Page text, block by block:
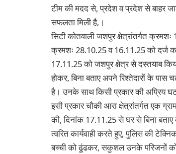
टीम की मदद से, प्रदेश व प्रदेश से बाहर
सफलता मिली है,।
सिटी कोतवाली जशपुर क्षेत्रांतर्गत क्रमशः
क्रमशः 28.10.25 व 16.11.25 को दर्ज
17.11.25 को जशपुर क्षेत्र से दस्तयाब
होकर, बिना बताए अपने रिश्तेदारों के पास
है। उनके साथ किसी प्रकार की अप्रिय
इसी प्रकार चौकी आरा क्षेत्रांतर्गत एक
की, दिनांक 17.11.25 से घर से बिना
त्वरित कार्यवाही करते हुए, पुलिस की
बच्ची को ढूंढकर, सकुशल उनके परिजनों